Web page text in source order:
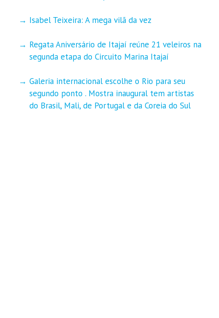
Isabel Teixeira: A mega vilã da vez
Regata Aniversário de Itajaí reúne 21 veleiros na
segunda etapa do Circuito Marina Itajaí
Galeria internacional escolhe o Rio para seu
segundo ponto . Mostra inaugural tem artistas
do Brasil, Mali, de Portugal e da Coreia do Sul